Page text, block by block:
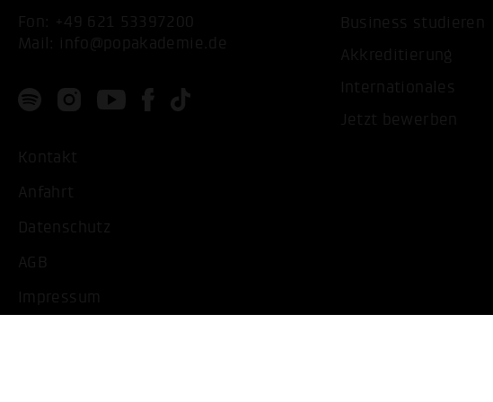
Fon: +49 621 53397200
Mail: info@popakademie.de
Kontakt
Anfahrt
Datenschutz
AGB
Impressum
Business studieren
Akkreditierung
Internationales
Jetzt bewerben